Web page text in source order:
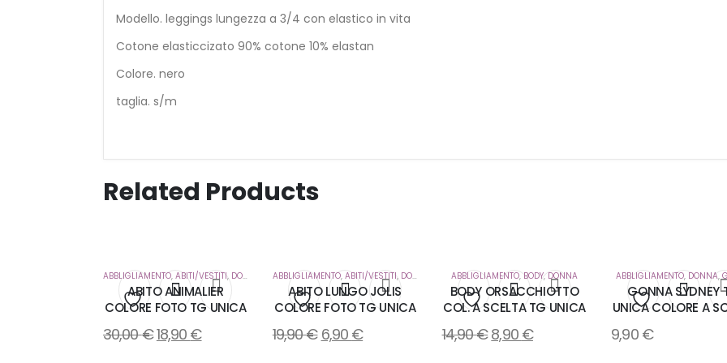
Modello. leggings lungezza a 3/4 con elastico in vita
Cotone elasticcizato 90% cotone 10% elastan
Colore. nero
taglia. s/m
Related Products
Aggiungi
ABBLIGLIAMENTO, ABITI/VESTITI, DONNA
ABITO ANIMALIER
COLORE FOTO TG UNICA
30,00€18,90 €
Aggiungi
ABBLIGLIAMENTO, ABITI/VESTITI, DONNA
ABITO LUNGO JOLIS
COLORE FOTO TG UNICA
19,90€ 6,90 €
Aggiungi
ABBLIGLIAMENTO, BODY, DONNA
BODY ORSACCHIOTTO
COL. A SCELTA TG UNICA
14,90€8,90 €
Aggiungi
ABBLIGLIAMENTO, DONNA,
GONNA SYDNEY
UNICA COLORE A
9,90 €